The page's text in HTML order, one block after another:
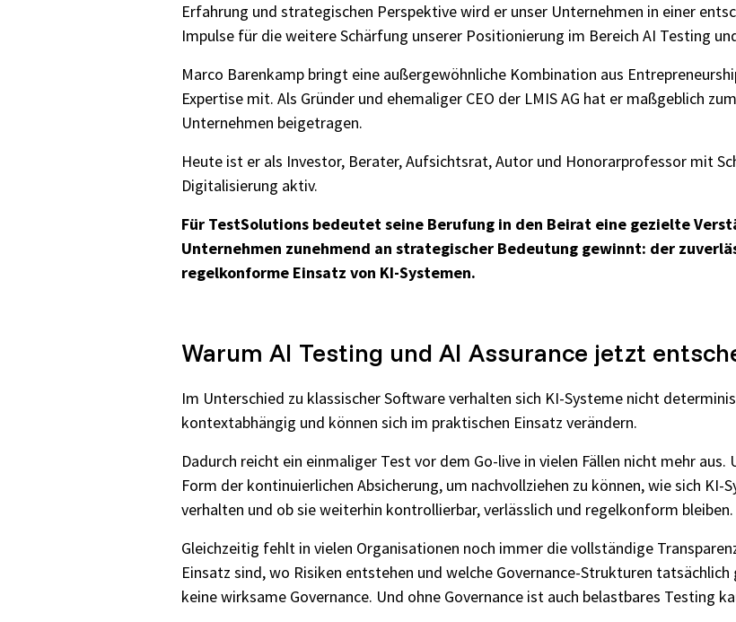
Trainingsformen Inhouse Seminare
Erfahrung und strategischen Perspektive wird er unser Unternehmen in einer
Impulse für die weitere Schärfung unserer Positionierung im Bereich AI Testing
Marco Barenkamp bringt eine außergewöhnliche Kombination aus
Expertise mit. Als Gründer und ehemaliger CEO der LMIS AG hat er maßgeblich
Unternehmen beigetragen.
Heute ist er als Investor, Berater, Aufsichtsrat, Autor und Honorarprofessor mit
Digitalisierung aktiv.
Für TestSolutions bedeutet seine Berufung in den Beirat eine gezielte
Unternehmen zunehmend an strategischer Bedeutung gewinnt: der
regelkonforme Einsatz von KI-Systemen.
Warum AI Testing und AI Assurance jetzt
Im Unterschied zu klassischer Software verhalten sich KI-Systeme nicht
kontextabhängig und können sich im praktischen Einsatz verändern.
Dadurch reicht ein einmaliger Test vor dem Go-live in vielen Fällen nicht mehr
Form der kontinuierlichen Absicherung, um nachvollziehen zu können, wie sich KI-
verhalten und ob sie weiterhin kontrollierbar, verlässlich und regelkonform bleiben.
Gleichzeitig fehlt in vielen Organisationen noch immer die vollständige
Einsatz sind, wo Risiken entstehen und welche Governance-Strukturen
keine wirksame Governance. Und ohne Governance ist auch belastbares Testing